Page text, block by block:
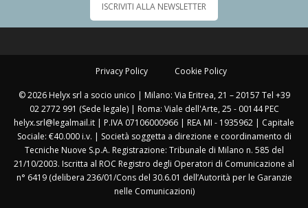
ISCRIVITI ALLA NEWSLETTER
Privacy Policy Cookie Policy
© 2026 Helyx srl a socio unico | Milano: Via Eritrea, 21 – 20157 Tel +39
02 2772 991 (Sede legale) | Roma: Viale dell'Arte, 25 - 00144 PEC
helyx.srl@legalmail.it | P.IVA 07106000966 | REA MI - 1935962 | Capitale
Sociale: €40.000 i.v. | Società soggetta a direzione e coordinamento di
Tecniche Nuove S.p.A. Registrazione: Tribunale di Milano n. 585 del
21/10/2003. Iscritta al ROC Registro degli Operatori di Comunicazione al
n° 6419 (delibera 236/01/Cons del 30.6.01 dell’Autorità per le Garanzie
nelle Comunicazioni)